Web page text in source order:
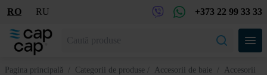
RO RU +373 22 99 33 33
Pagina principală / Categorii de produse / Accesorii de baie / Accesorii